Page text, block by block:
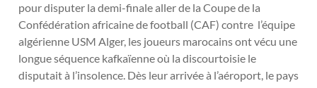
pour disputer la demi-finale aller de la Coupe de la
Confédération africaine de football (CAF) contre l’équipe
algérienne USM Alger, les joueurs marocains ont vécu une
longue séquence kafkaïenne où la discourtoisie le
disputait à l’insolence. Dès leur arrivée à l’aéroport, le pays